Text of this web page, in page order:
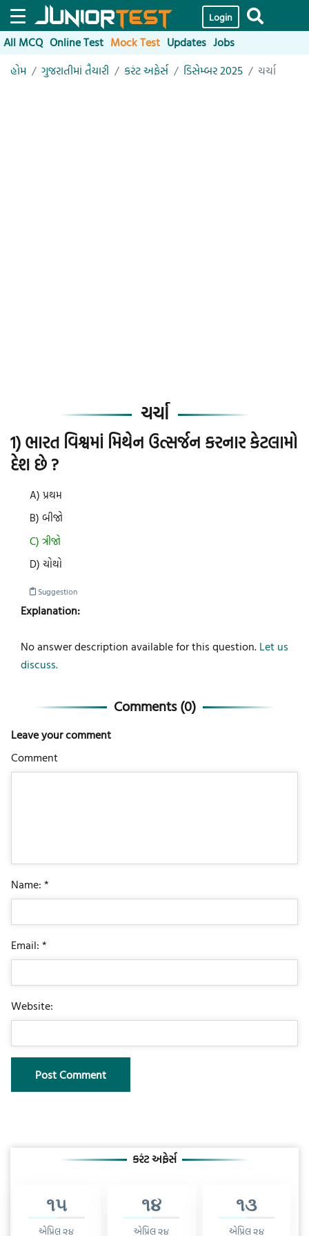
Login
All MCQ Online Test Mock Test Updates Jobs
હોમ
ગુજરાતીમાં તૈયારી કરંટ અફેર્સ ડિસેમ્બર 2025 ચર્ચા
ચર્ચા
1) ભારત વિશ્વમાં મિથેન ઉત્સર્જન કરનાર કેટલામો
દેશ છે ?
A) પ્રથમ
B) બીજો
C) ત્રીજો
D) ચોથો
Suggestion
Explanation:
No answer description available for this question. Let us
discuss.
Comments (0)
Leave your comment
Comment
Name: *
Email: *
Website:
કરંટ અફેર્સ
૧૫
એપ્રિલ ૨૪
૧૪
એપ્રિલ ૨૪
૧૩
એપ્રિલ ૨૪